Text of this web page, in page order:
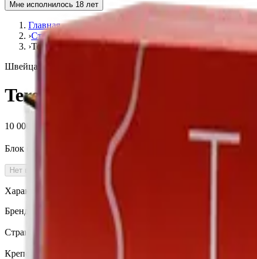
Мне исполнилось 18 лет
Главная
›Стики Terea
›Terea Dimensions Apricity
Швейцария (SW)
Terea Dimensions Apricity
10 000 ₽
Блок (10 пачек):
Нет в наличии
Характеристики
Бренд
Страна
Крепость